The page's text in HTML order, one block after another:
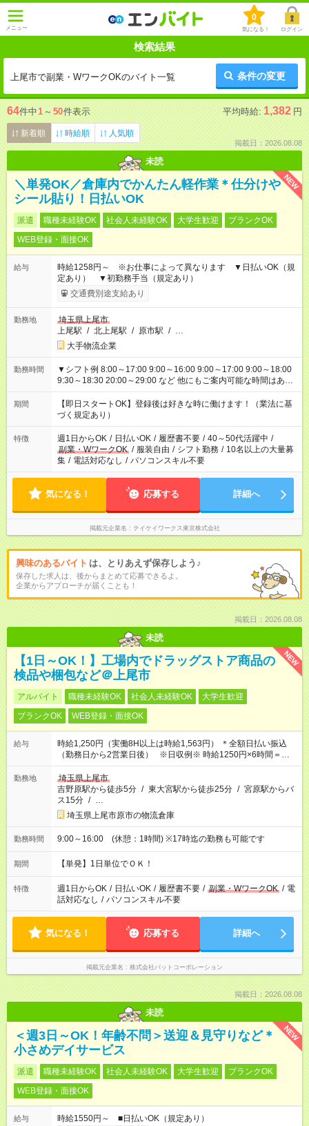
メニュー
0
気になる！ ログイン
検索結果
上尾市で副業・WワークOKのバイト一覧 条件の変更
64件中1 ～ 50件表示 平均時給: 1,382 円
新着順 時給順 人気順
掲載日：2026.08.08
未読
NEW
＼単発OK／倉庫内でかんたん軽作業＊仕分けや
シール貼り！日払いOK
派遣 職種未経験OK 社会人未経験OK 大学生歓迎
ブランクOK
WEB登録・面接OK
給与
時給1258円～ ※お仕事によって異なります ▼日払いOK（規
定あり） ▼初勤務手当（規定あり）
交通費別途支給あり
勤務地
埼玉県上尾市
上尾駅 / 北上尾駅 / 原市駅 / …
大手物流企業
勤務時間
▼シフト例 8:00～17:00 9:00～16:00 9:00～17:00 9:00～18:00
9:30～18:30 20:00～29:00 など 他にもご案内可能な時間はあり
ます！ ご希望の勤務時間を教えてください＾＾
期間
【即日スタートOK】登録後は好きな時に働けます！（業法に基
づく規定あり）
特徴 週1日からOK / 日払いOK / 履歴書不要 / 40～50代活躍中 /
副業・WワークOK / 服装自由 / シフト勤務 / 10名以上の大量募
集 / 電話対応なし / パソコンスキル不要
気になる！ 応募する 詳細へ
掲載元企業名 テイケイワークス東京株式会社
興味のあるバイト は、とりあえず保存しよう♪
保存した求人は、後からまとめて応募できるよ。
企業からアプローチが届くことも！
掲載日：2026.08.08
未読
NEW
【1日～OK！】工場内でドラッグストア商品の
検品や梱包など＠上尾市
アルバイト 職種未経験OK 社会人未経験OK
大学生歓迎
ブランクOK
WEB登録・面接OK
給与
時給1,250円（実働8H以上は時給1,563円） ＊全額日払い振込
（勤務日から2営業日後） ※日収例※ 時給1250円×6時間＝日収
7500円
勤務地
埼玉県上尾市
吉野原駅から徒歩5分 / 東大宮駅から徒歩25分 / 宮原駅からバ
ス15分 / …
埼玉県上尾市原市の物流倉庫
勤務時間 9:00～16:00 (休憩：1時間) ※17時迄の勤務も可能です
期間 【単発】1日単位でＯＫ！
特徴 週1日からOK / 日払いOK / 履歴書不要 / 副業・WワークOK / 電
話対応なし / パソコンスキル不要
気になる！ 応募する 詳細へ
掲載元企業名 株式会社パットコーポレーション
掲載日：2026.08.08
未読
NEW
＜週3日～OK！年齢不問＞送迎＆見守りなど＊
小さめデイサービス
派遣 職種未経験OK 社会人未経験OK 大学生歓迎
ブランクOK
WEB登録・面接OK
給与
時給1550円～ ■日払いOK（規定あり）